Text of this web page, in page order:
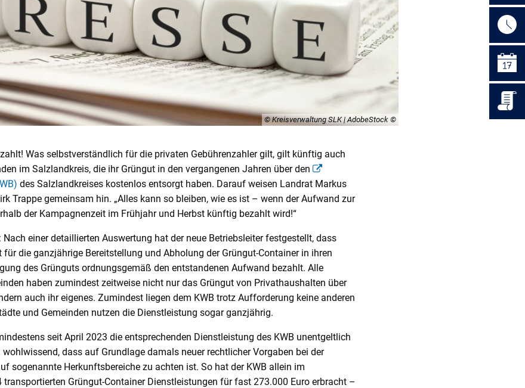
© Kreisverwaltung SLK | AdobeStock
Was selbstverständlich für die privaten Gebührenzahler gilt, gilt künftig auch
im Salzlandkreis, die ihr Grüngut in den vergangenen Jahren über den
des Salzlandkreises kostenlos entsorgt haben. Darauf weisen Landrat Markus
Trappe gemeinsam hin. „Alles kann so bleiben, wie es ist – wenn der Aufwand zur
der Kampagnenzeit im Frühjahr und Herbst künftig bezahlt wird!“
einer detaillierten Auswertung hat der neue Betriebsleiter festgestellt, dass
die ganzjährige Bereitstellung und Abholung der Grüngut-Container in ihren
des Grünguts ordnungsgemäß den entstandenen Aufwand bezahlt. Alle
haben zumindest zeitweise nicht nur das Grüngut von Privathaushalten über
auch ihr eigenes. Zumindest liegen dem KWB trotz Aufforderung keine anderen
und Gemeinden nutzen die Dienstleistung sogar ganzjährig.
seit April 2023 die entsprechenden Dienstleistung des KWB unentgeltlich
dass auf Grundlage damals neuer rechtlicher Vorgaben bei der
sogenannte Herkunftsbereiche zu achten ist. So hat der KWB allein im
Grüngut-Container Dienstleistungen für fast 273.000 Euro erbracht –